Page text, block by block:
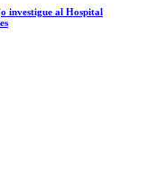
investigue al Hospital